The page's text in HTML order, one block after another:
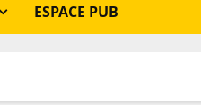
ESPACE PUB